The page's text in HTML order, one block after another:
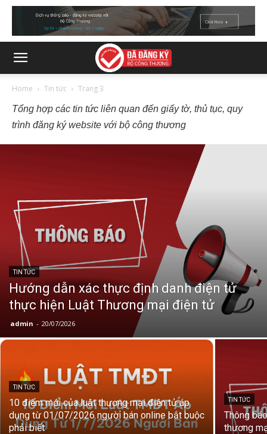
Home Tin tức
Trang 3
Tổng hợp các tin tức liên quan đến giấy tờ, thủ tục, quy
trình đăng ký website với bộ công thương
TIN TỨC
Hướng dẫn xác thực định danh điện tử
thực hiện Luật Thương mại điện tử
admin - 20/07/2026
TIN TỨC
10 điểm mới của luật thương mại điện tử áp
dụng từ 01/07/2026 người bán online bắt buộc
phải biết
TIN TỨC
Thông
thương